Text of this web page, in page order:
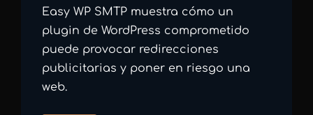
Easy WP SMTP muestra cómo un
plugin de WordPress comprometido
puede provocar redirecciones
publicitarias y poner en riesgo una
web.